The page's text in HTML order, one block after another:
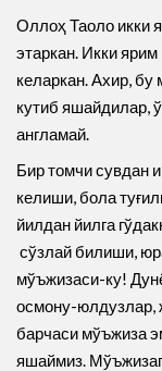
Оллоҳ Таоло икки
этаркан. Икки
келаркан. Ахир,
кутиб яшайдилар,
англамай.
Бир томчи сувдан
келиши, бола
йилдан йилга
сўзлай билиши,
мўъжизаси-ку!
осмону-юлдузлар,
барчаси мўъжиза
яшаймиз.